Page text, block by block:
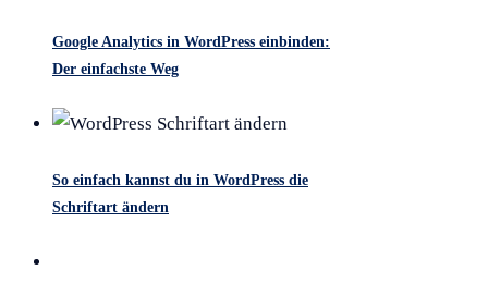
Google Analytics in WordPress einbinden:
Der einfachste Weg
So einfach kannst du in WordPress die
Schriftart ändern